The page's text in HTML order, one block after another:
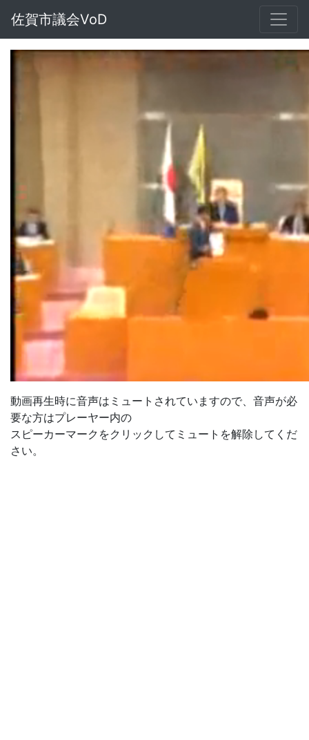
佐賀市議会VoD
Unmute Loaded:
1.33%
動画再生時に音声はミュートされていますので、音声が必
要な方はプレーヤー内の
スピーカーマークをクリックしてミュートを解除してくだ
さい。